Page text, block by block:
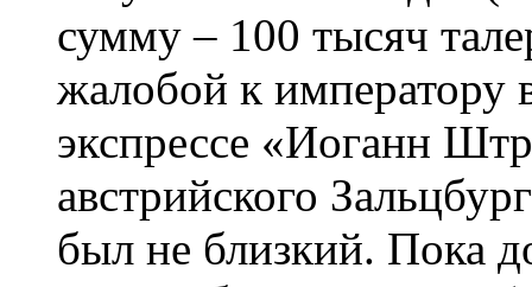
сумму – 100 тысяч
жалобой к императору
экспрессе «Иоганн
австрийского
был не близкий. Пока